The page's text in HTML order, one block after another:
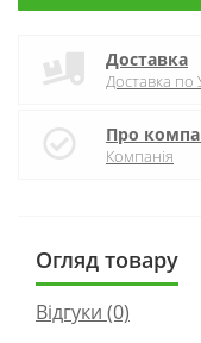
Доставка
Доставка по
Про
Компанія
Огляд товару
Відгуки (0)